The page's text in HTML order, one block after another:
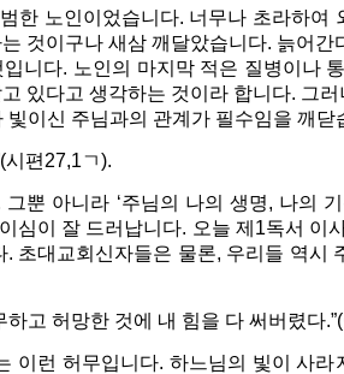
한 노인이었습니다. 너무나 초라하여
것이구나 새삼 깨달았습니다. 늙어
니다. 노인의 마지막 적은 질병이나
있다고 생각하는 것이라 합니다. 그
빛이신 주님과의 관계가 필수임을 깨닫
시편27,1ㄱ).
뿐 아니라 ‘주님의 나의 생명, 나의
심이 잘 드러납니다. 오늘 제1독서 이
. 초대교회신자들은 물론, 우리들 역시
고 허망한 것에 내 힘을 다 써버렸다
이런 허무입니다. 하느님의 빛이 사